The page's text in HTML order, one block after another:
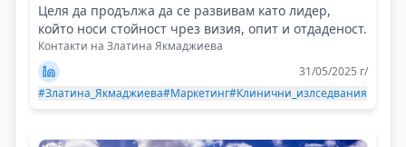
Целя да продължа да се развивам като лидер,
който носи стойност чрез визия, опит и отдаденост.
Контакти на Златина Якмаджиева
31/05/2025 г/
#Златина_Якмаджиева#Маркетинг#Клинични_излседвания